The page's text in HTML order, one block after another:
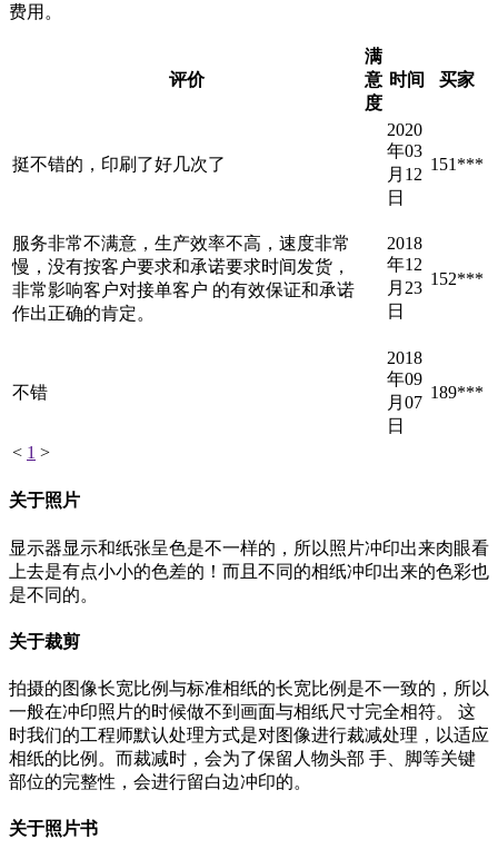
费用。
评价
满
意
度
时间 买家
挺不错的，印刷了好几次了
2020
年03
月12
日
151***
服务非常不满意，生产效率不高，速度非常
慢，没有按客户要求和承诺要求时间发货，
非常影响客户对接单客户 的有效保证和承诺
作出正确的肯定。
2018
年12
月23
日
152***
不错
2018
年09
月07
日
189***
< 1 >
关于照片
显示器显示和纸张呈色是不一样的，所以照片冲印出来肉眼看
上去是有点小小的色差的！而且不同的相纸冲印出来的色彩也
是不同的。
关于裁剪
拍摄的图像长宽比例与标准相纸的长宽比例是不一致的，所以
一般在冲印照片的时候做不到画面与相纸尺寸完全相符。 这
时我们的工程师默认处理方式是对图像进行裁减处理，以适应
相纸的比例。而裁减时，会为了保留人物头部 手、脚等关键
部位的完整性，会进行留白边冲印的。
关于照片书